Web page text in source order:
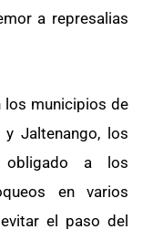
a represalias
los municipios de
Jaltenango, los
obligado a los
en varios
el paso del